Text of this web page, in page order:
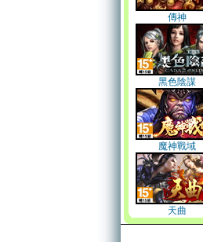
傳神
黑色陰謀
魔神戰域
天曲